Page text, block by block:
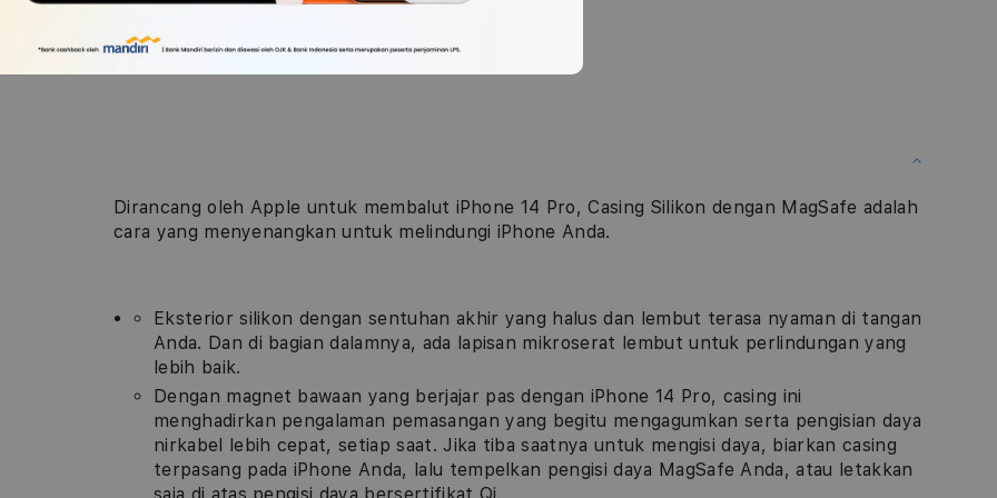
Dirancang oleh Apple untuk membalut iPhone 14 Pro, Casing Silikon dengan MagSafe adalah
cara yang menyenangkan untuk melindungi iPhone Anda.
Eksterior silikon dengan sentuhan akhir yang halus dan lembut terasa nyaman di tangan
Anda. Dan di bagian dalamnya, ada lapisan mikroserat lembut untuk perlindungan yang
lebih baik.
Dengan magnet bawaan yang berjajar pas dengan iPhone 14 Pro, casing ini
menghadirkan pengalaman pemasangan yang begitu mengagumkan serta pengisian daya
nirkabel lebih cepat, setiap saat. Jika tiba saatnya untuk mengisi daya, biarkan casing
terpasang pada iPhone Anda, lalu tempelkan pengisi daya MagSafe Anda, atau letakkan